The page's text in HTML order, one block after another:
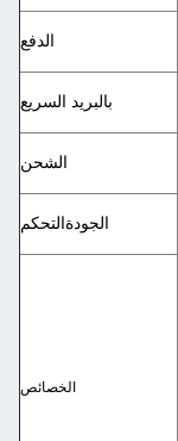
الدفع
بالبريد السريع
الشحن
الجودةالتحكم
الخصائص